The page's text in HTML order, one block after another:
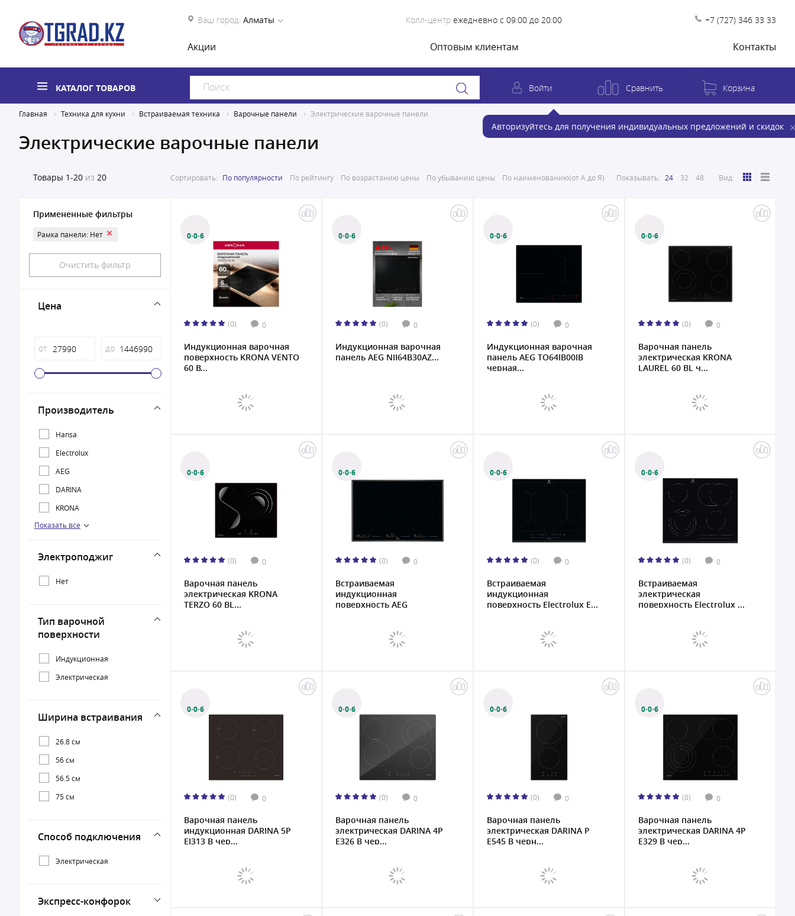
Ваш город: Алматы Колл-центр ежедневно с 09:00 до 20:00 +7 (727) 346 33 33
Акции Оптовым клиентам Контакты
КАТАЛОГ ТОВАРОВ Войти
Авторизуйтесь для получения индивидуальных предложений и скидок
Сравнить Корзина
Главная Техника для кухни Встраиваемая техника Варочные панели Электрические варочные панели
Электрические варочные панели
Товары 1-20 из 20 Сортировать: По популярности По рейтингу По возрастанию цены По убыванию цены По наименованию(от А до Я) Показывать: 24 32 48 Вид:
Примененные фильтры
Рамка панели: Нет
Очистить фильтр
Цена
от до
Производитель
Hansa
Electrolux
AEG
DARINA
KRONA
Oasis
Показать все
Электроподжиг
Нет
Тип варочной
поверхности
Индукционная
Электрическая
Ширина встраивания
26.8 см
56 см
56.5 см
75 см
Способ подключения
Электрическая
Экспресс-конфорок
0·0·6
(0) 0
Индукционная варочная
поверхность KRONA VENTO
60 B...
0·0·6
(0) 0
Индукционная варочная
панель AEG NII64B30AZ...
0·0·6
(0) 0
Индукционная варочная
панель AEG TO64IB00IB
черная...
0·0·6
(0) 0
Варочная панель
электрическая KRONA
LAUREL 60 BL ч...
0·0·6
(0) 0
Варочная панель
электрическая KRONA
TERZO 60 BL...
0·0·6
(0) 0
Встраиваемая
индукционная
поверхность AEG
0·0·6
(0) 0
Встраиваемая
индукционная
поверхность Electrolux E...
0·0·6
(0) 0
Встраиваемая
электрическая
поверхность Electrolux ...
0·0·6
(0) 0
Варочная панель
индукционная DARINA 5P
EI313 B чер...
0·0·6
(0) 0
Варочная панель
электрическая DARINA 4P
E326 B чер...
0·0·6
(0) 0
Варочная панель
электрическая DARINA P
E545 B черн...
0·0·6
(0) 0
Варочная панель
электрическая DARINA 4P
E329 B чер...